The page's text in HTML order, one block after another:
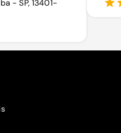
- SP, 13401-